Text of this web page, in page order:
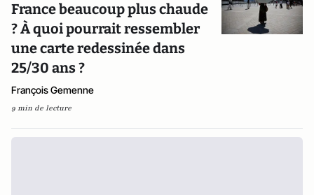
France beaucoup plus chaude
? À quoi pourrait ressembler
une carte redessinée dans
25/30 ans ?
François Gemenne
9 min de lecture